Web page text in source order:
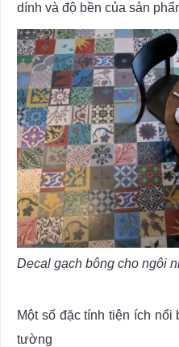
dính và độ bền của sản
Decal gạch bông cho ngôi
Một số đặc tính tiện ích nổi
tường